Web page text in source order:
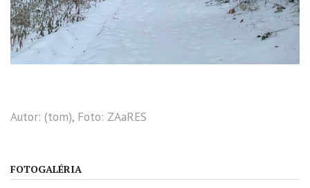
Autor: (tom), Foto: ZAaRES
FOTOGALÉRIA